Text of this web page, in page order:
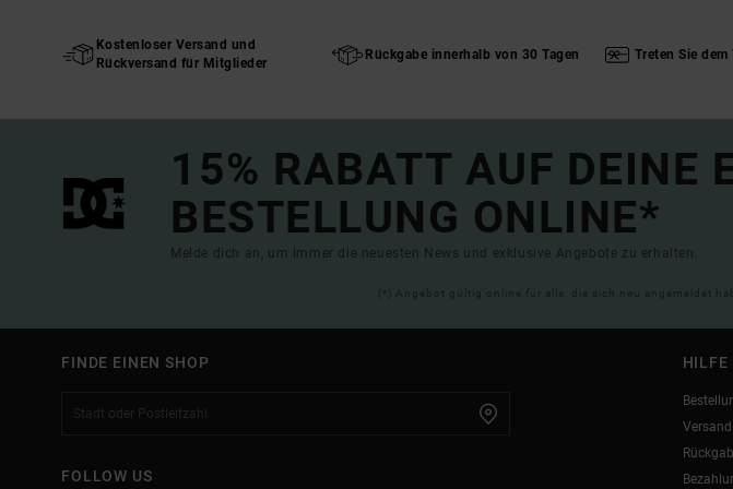
Kostenloser Versand und
Rückversand für Mitglieder
Rückgabe innerhalb von 30 Tagen Treten Sie
15% RABATT AUF DEINE
BESTELLUNG ONLINE*
Melde dich an, um immer die neuesten News und exklusive Angebote zu erhalten.
(*) Angebot gültig online für alle, die sich neu angemeldet
FINDE EINEN SHOP
FOLLOW US
HILFE
Versand